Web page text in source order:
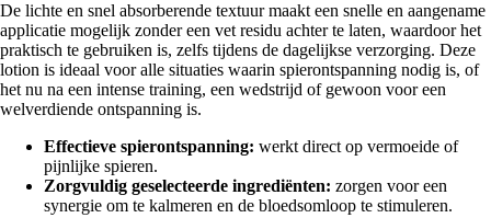
De lichte en snel absorberende textuur maakt een snelle en aangename
applicatie mogelijk zonder een vet residu achter te laten, waardoor het
praktisch te gebruiken is, zelfs tijdens de dagelijkse verzorging. Deze
lotion is ideaal voor alle situaties waarin spierontspanning nodig is, of
het nu na een intense training, een wedstrijd of gewoon voor een
welverdiende ontspanning is.
Effectieve spierontspanning: werkt direct op vermoeide of
pijnlijke spieren.
Zorgvuldig geselecteerde ingrediënten: zorgen voor een
synergie om te kalmeren en de bloedsomloop te stimuleren.